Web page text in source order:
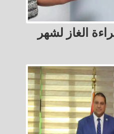
الغاز لشهر